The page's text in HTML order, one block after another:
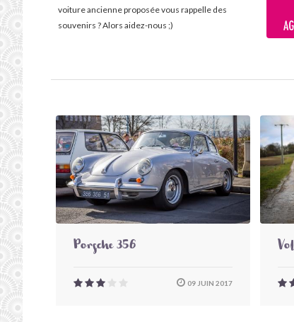
voiture ancienne proposée vous rappelle des
souvenirs ? Alors aidez-nous ;)
Porsche 356
09 JUIN 2017